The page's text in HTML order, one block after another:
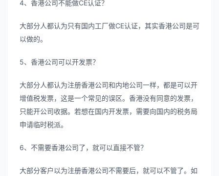
4、香港公司不能做CE认证？
大部分人都认为只有国内工厂做CE认证，其实香港公司是可
以做的。
5、香港公司可以开发票？
大部分人都认为注册香港公司和内地公司一样，都是可以开
增值税发票，这是一个常见的误区。香港没有同意的发票，
只能开公司收据。若想在国内开发票，需要向国内的税务局
申请临时税派。
6、不需要香港公司了，就可以直接不管？
大部分客户以为注册香港公司不需要后，就可以不管了。如